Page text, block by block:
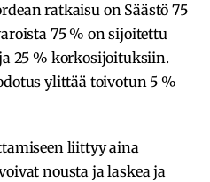
ratkaisu on Säästö 75
75 % on sijoitettu
25 % korkosijoituksiin.
ylittää toivotun 5 %
liittyy aina
nousta ja laskea ja